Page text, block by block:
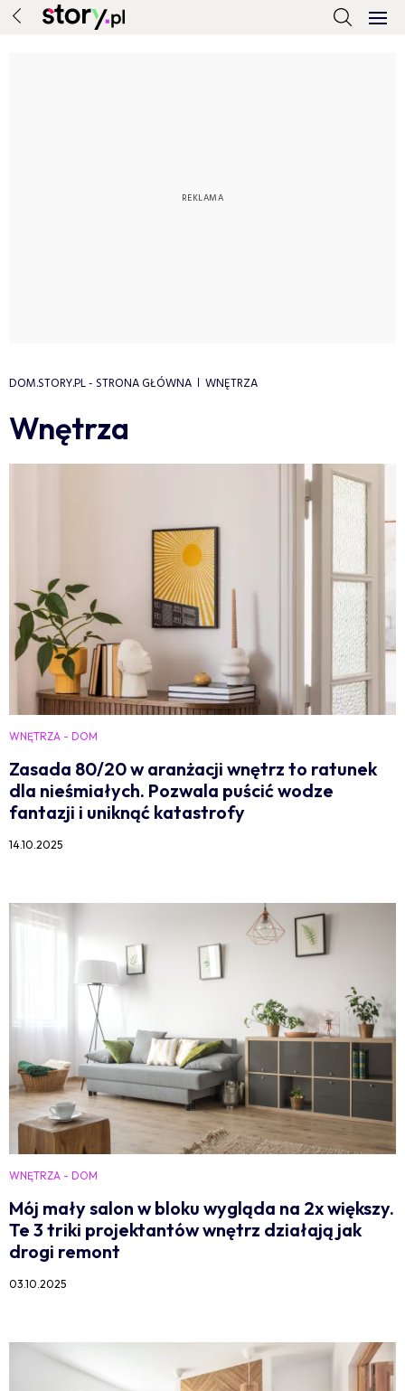
DOM.STORY.PL - STRONA GŁÓWNA WNĘTRZA
Wnętrza
WNĘTRZA - DOM
Zasada 80/20 w aranżacji wnętrz to ratunek
dla nieśmiałych. Pozwala puścić wodze
fantazji i uniknąć katastrofy
14.10.2025
WNĘTRZA - DOM
Mój mały salon w bloku wygląda na 2x większy.
Te 3 triki projektantów wnętrz działają jak
drogi remont
03.10.2025